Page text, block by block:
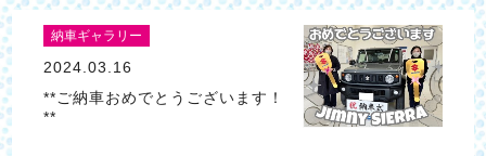
納車ギャラリー
2024.03.16
**ご納車おめでとうございます！
**